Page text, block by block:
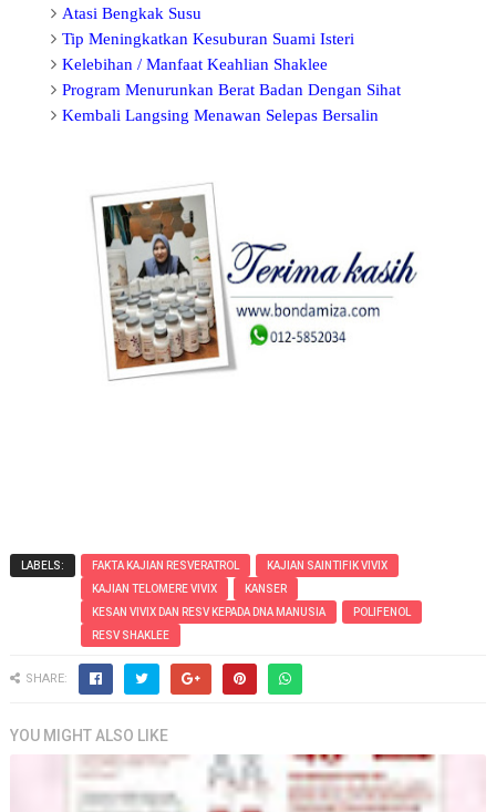
Atasi Bengkak Susu
Tip Meningkatkan Kesuburan Suami Isteri
Kelebihan / Manfaat Keahlian Shaklee
Program Menurunkan Berat Badan Dengan Sihat
Kembali Langsing Menawan Selepas Bersalin
LABELS: FAKTA KAJIAN RESVERATROL
KAJIAN SAINTIFIK VIVIX
KAJIAN TELOMERE VIVIX
KANSER
KESAN VIVIX DAN RESV KEPADA DNA MANUSIA
POLIFENOL
RESV SHAKLEE
SHARE:
YOU MIGHT ALSO LIKE